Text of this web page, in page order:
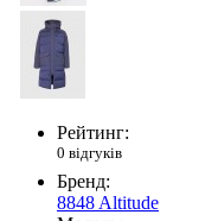
Рейтинг:
0 відгуків
Бренд:
8848 Altitude